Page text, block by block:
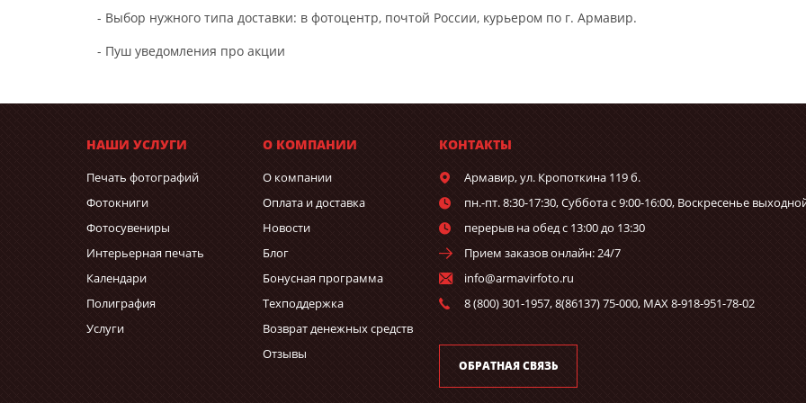
- Выбор нужного типа доставки: в фотоцентр, почтой России, курьером по г. Армавир.
- Пуш уведомления про акции
НАШИ УСЛУГИ
Печать фотографий
Фотокниги
Фотосувениры
Интерьерная печать
Календари
Полиграфия
Услуги
О КОМПАНИИ
О компании
Оплата и доставка
Новости
Блог
Бонусная программа
Техподдержка
Возврат денежных средств
Отзывы
КОНТАКТЫ
Армавир,ул. Кропоткина 119 б.
пн.-пт. 8:30-17:30, Суббота с 9:00-16:00, Воскресенье
перерыв на обед с 13:00 до 13:30
Прием заказов онлайн: 24/7
info@armavirfoto.ru
8 (800) 301-1957, 8(86137) 75-000, MAX 8-918-951-78-02
ОБРАТНАЯ СВЯЗЬ